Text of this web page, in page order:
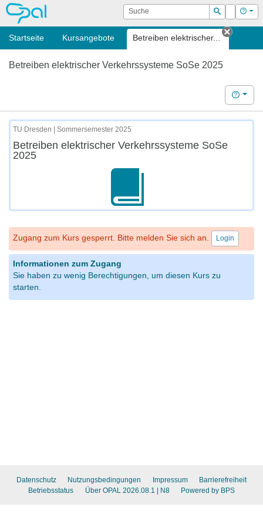
OPAL Suche
Suchen
Login Hilfe
Startseite Kursangebote Betreiben elektrischer...
Tab
Betreiben elektrischer Verkehrssysteme SoSe 2025
Hilfe
TU Dresden | Sommersemester 2025
Betreiben elektrischer Verkehrssysteme SoSe
2025
Zugang zum Kurs gesperrt. Bitte melden Sie sich an. Login
Informationen zum Zugang
Sie haben zu wenig Berechtigungen, um diesen Kurs zu
starten.
Datenschutz Nutzungsbedingungen Impressum
Barrierefreiheit
Betriebsstatus
Über OPAL 2026.08.1 | N8 Powered by BPS